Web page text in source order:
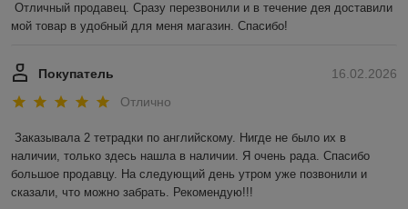
Отличный продавец. Сразу перезвонили и в течение дея доставили
мой товар в удобный для меня магазин. Спасибо!
16.02.2026
Покупатель
Отлично
Заказывала 2 тетрадки по английскому. Нигде не было их в
наличии, только здесь нашла в наличии. Я очень рада. Спасибо
большое продавцу. На следующий день утром уже позвонили и
сказали, что можно забрать. Рекомендую!!!